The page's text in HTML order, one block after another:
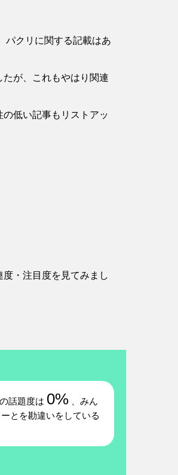
パクリに関する記載はあ
が、これもやはり関連
低い記事もリストアッ
・注目度を見てみまし
の話題度は 0% 、みん
とを勘違いをしている